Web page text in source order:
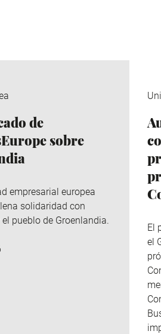
de
sobre
empresarial europea
solidaridad con
pueblo de Groenlandia.
El
el